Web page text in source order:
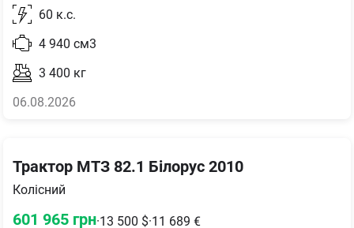
60 к.с.
4 940 см3
3 400 кг
06.08.2026
Трактор МТЗ 82.1 Білорус 2010
Колісний
601 965 грн·13 500 $·11 689 €